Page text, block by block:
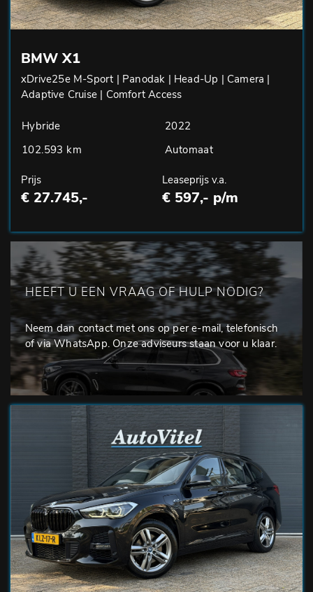
BMW X1
xDrive25e M-Sport | Panodak | Head-Up | Camera |
Adaptive Cruise | Comfort Access
Hybride
2022
102.593 km
Automaat
Prijs
€ 27.745,-
Leaseprijs v.a.
€ 597,- p/m
HEEFT U EEN VRAAG OF HULP NODIG?
Neem dan contact met ons op per e-mail, telefonisch
of via WhatsApp. Onze adviseurs staan voor u klaar.